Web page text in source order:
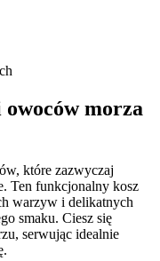
morza
które zazwyczaj
Ten funkcjonalny kosz
warzyw i delikatnych
smaku. Ciesz się
serwując idealnie